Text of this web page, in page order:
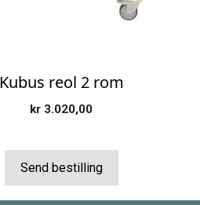
Kubus reol 2 rom
kr 3.020,00
Send bestilling